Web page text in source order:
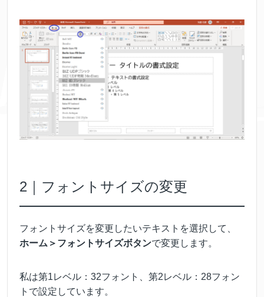
2｜フォントサイズの変更
フォントサイズを変更したいテキストを選択して、
ホーム＞フォントサイズボタンで変更します。
私は第1レベル：32フォント、第2レベル：28フォン
トで設定しています。